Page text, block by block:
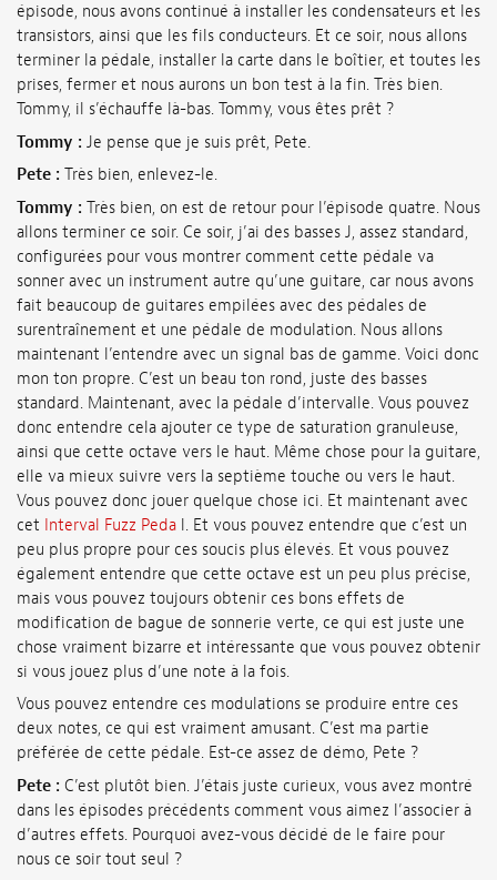
épisode, nous avons continué à installer les condensateurs et les
transistors, ainsi que les fils conducteurs. Et ce soir, nous allons
terminer la pédale, installer la carte dans le boîtier, et toutes les
prises, fermer et nous aurons un bon test à la fin. Très bien.
Tommy, il s’échauffe là-bas. Tommy, vous êtes prêt ?
Tommy : Je pense que je suis prêt, Pete.
Pete : Très bien, enlevez-le.
Tommy : Très bien, on est de retour pour l’épisode quatre. Nous
allons terminer ce soir. Ce soir, j’ai des basses J, assez standard,
configurées pour vous montrer comment cette pédale va
sonner avec un instrument autre qu’une guitare, car nous avons
fait beaucoup de guitares empilées avec des pédales de
surentraînement et une pédale de modulation. Nous allons
maintenant l’entendre avec un signal bas de gamme. Voici donc
mon ton propre. C’est un beau ton rond, juste des basses
standard. Maintenant, avec la pédale d’intervalle. Vous pouvez
donc entendre cela ajouter ce type de saturation granuleuse,
ainsi que cette octave vers le haut. Même chose pour la guitare,
elle va mieux suivre vers la septième touche ou vers le haut.
Vous pouvez donc jouer quelque chose ici. Et maintenant avec
cet Interval Fuzz Peda l. Et vous pouvez entendre que c’est un
peu plus propre pour ces soucis plus élevés. Et vous pouvez
également entendre que cette octave est un peu plus précise,
mais vous pouvez toujours obtenir ces bons effets de
modification de bague de sonnerie verte, ce qui est juste une
chose vraiment bizarre et intéressante que vous pouvez obtenir
si vous jouez plus d’une note à la fois.
Vous pouvez entendre ces modulations se produire entre ces
deux notes, ce qui est vraiment amusant. C’est ma partie
préférée de cette pédale. Est-ce assez de démo, Pete ?
Pete : C’est plutôt bien. J’étais juste curieux, vous avez montré
dans les épisodes précédents comment vous aimez l’associer à
d’autres effets. Pourquoi avez-vous décidé de le faire pour
nous ce soir tout seul ?